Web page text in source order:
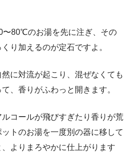
〜80℃のお湯を先に注ぎ、その
り加えるのが定石ですよ。
に対流が起こり、混ぜなくても
、香りがふわっと開きます。
コールが飛びすぎたり香りが荒
トのお湯を一度別の器に移して
よりまろやかに仕上がります